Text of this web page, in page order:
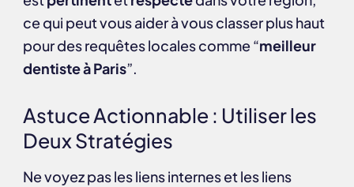
ce qui peut vous aider à vous classer plus haut
pour des requêtes locales comme “meilleur
dentiste à Paris”.
Astuce Actionnable : Utiliser les
Deux Stratégies
Ne voyez pas les liens internes et les liens